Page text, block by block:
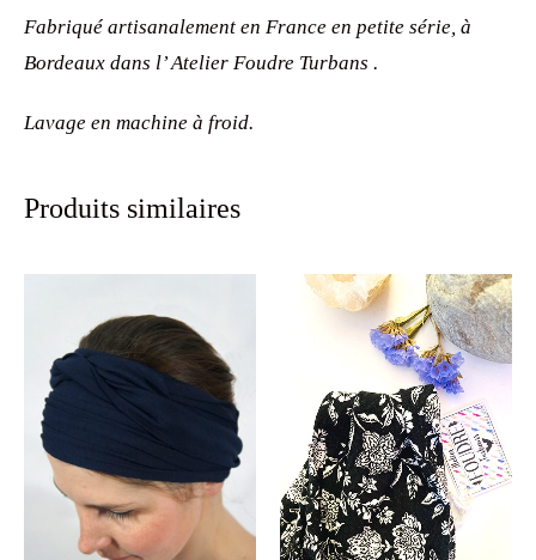
Fabriqué artisanalement en France en petite série, à
Bordeaux dans l’ Atelier Foudre Turbans .
Lavage en machine à froid.
Produits similaires